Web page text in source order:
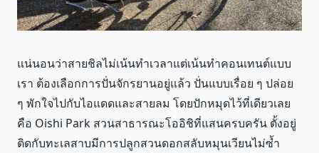
แน่นอนว่าสายชิลไม่เน้นทำเวลาแต่เน้นทำคอนเทนต์แบบ
เรา ต้องเลือกการปั่นจักรยานอยู่แล้ว ปั่นแบบเรื่อย ๆ ปล่อย
ๆ พักใจไปกับไอแดดและสายลม โดยปักหมุดไว้ที่เดียวเลย
คือ Oishi Park สวนสาธารณะโออิชิที่แสนครบครัน ตั้งอยู่
ติดกับทะเลสาบมีการปลูกสวนดอกสลับหมุนเวียนไม่ซ้ำ